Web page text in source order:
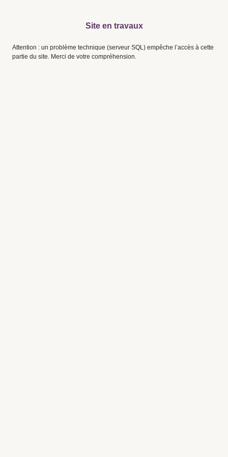
Site en travaux
Attention : un problème technique (serveur SQL) empêche l’accès à cette
partie du site. Merci de votre compréhension.